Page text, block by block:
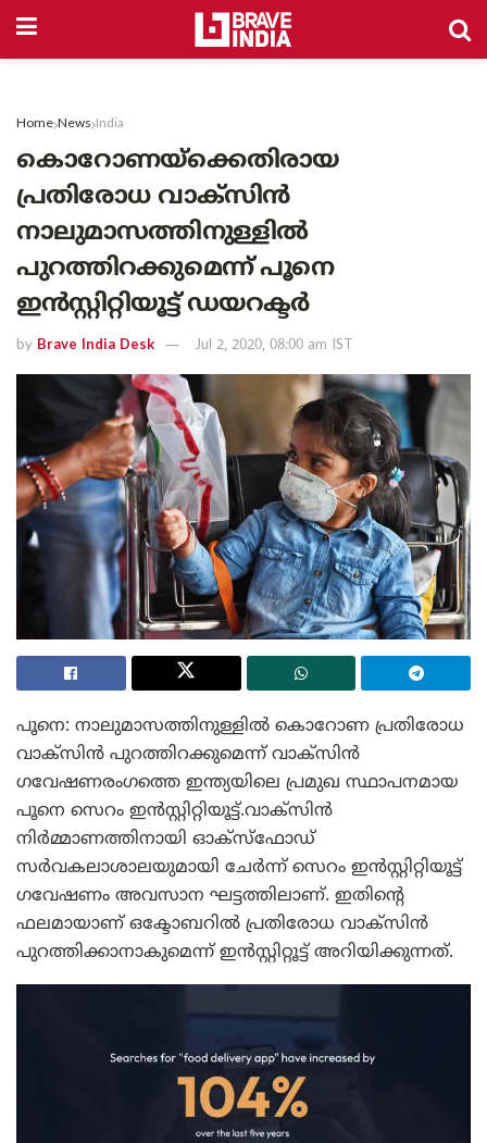
Home News India
കൊറോണയ്‌ക്കെതിരായ
പ്രതിരോധ വാക്‌സിന്‍
നാലുമാസത്തിനുള്ളില്‍
പുറത്തിറക്കുമെന്ന് പൂനെ
ഇന്‍സ്റ്റിറ്റിയൂട്ട് ഡയറക്ടര്‍
by Brave India Desk Jul 2, 2020, 08:00 am IST
പൂനെ: നാലുമാസത്തിനുള്ളില്‍ കൊറോണ പ്രതിരോധ
വാക്‌സിന്‍ പുറത്തിറക്കുമെന്ന് വാക്‌സിന്‍
ഗവേഷണരംഗത്തെ ഇന്ത്യയിലെ പ്രമുഖ സ്ഥാപനമായ
പൂനെ സെറം ഇന്‍സ്റ്റിറ്റിയൂട്ട്.വാക്‌സിന്‍
നിര്‍മ്മാണത്തിനായി ഓക്‌സ്‌ഫോഡ്
സര്‍വകലാശാലയുമായി ചേര്‍ന്ന് സെറം ഇന്‍സ്റ്റിറ്റിയൂട്ട്
ഗവേഷണം അവസാന ഘട്ടത്തിലാണ്. ഇതിന്റെ
ഫലമായാണ് ഒക്ടോബറില്‍ പ്രതിരോധ വാക്‌സിന്‍
പുറത്തിക്കാനാകുമെന്ന് ഇന്‍സ്റ്റിറ്റൂട്ട് അറിയിക്കുന്നത്.